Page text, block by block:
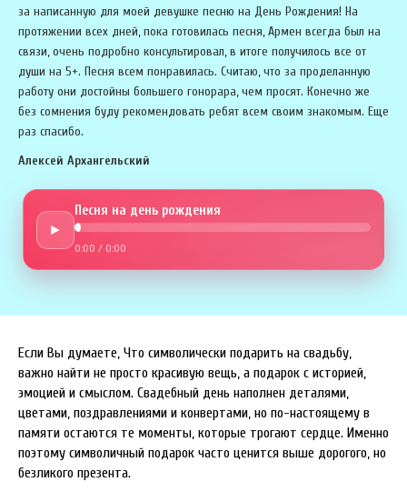
за написанную для моей девушке песню на День Рождения! На
протяжении всех дней, пока готовилась песня, Армен всегда был на
связи, очень подробно консультировал, в итоге получилось все от
души на 5+. Песня всем понравилась. Считаю, что за проделанную
работу они достойны большего гонорара, чем просят. Конечно же
без сомнения буду рекомендовать ребят всем своим знакомым. Еще
раз спасибо.
Алексей Архангельский
►
Песня на день рождения
0:00 / 0:00
Если Вы думаете, Что символически подарить на свадьбу,
важно найти не просто красивую вещь, а подарок с историей,
эмоцией и смыслом. Свадебный день наполнен деталями,
цветами, поздравлениями и конвертами, но по-настоящему в
памяти остаются те моменты, которые трогают сердце. Именно
поэтому символичный подарок часто ценится выше дорогого, но
безликого презента.